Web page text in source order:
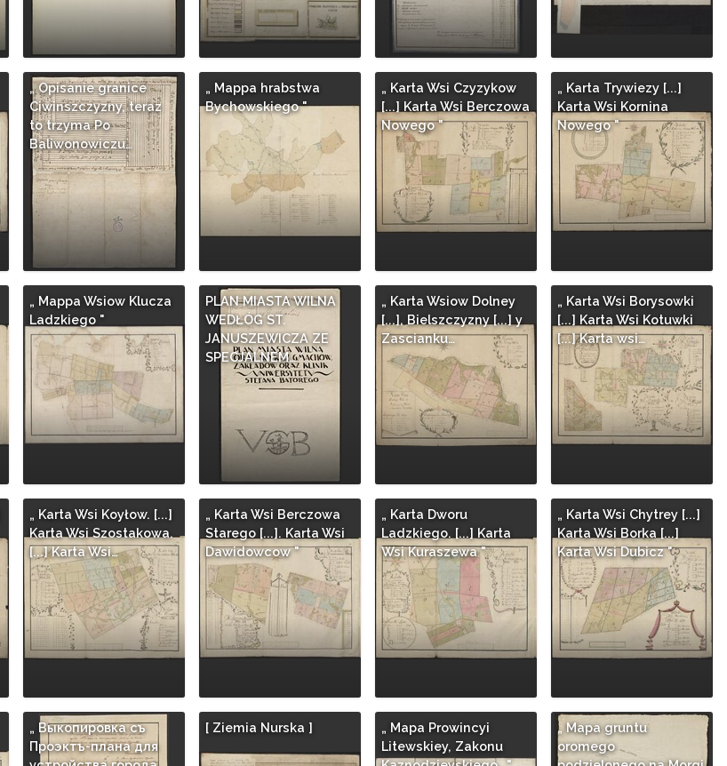
„ Opisanie granice
Ciwinszczyzny, teraz
to trzyma Po
Baliwonowiczu…
„ Mappa hrabstwa
Bychowskiego "
„ Karta Wsi Czyzykow
[...] Karta Wsi Berczowa
Nowego "
„ Karta Trywiezy [...]
Karta Wsi Kornina
Nowego "
„ Mappa Wsiow Klucza
Ladzkiego "
PLAN MIASTA WILNA
WEDŁÓG ST.
JANUSZEWICZA ZE
SPECJALNEM…
„ Karta Wsiow Dolney
[...], Bielszczyzny [...] y
Zascianku…
„ Karta Wsi Borysowki
[...] Karta Wsi Kotuwki
[...] Karta wsi…
„ Karta Wsi Koyłow. [...]
Karta Wsi Szostakowa.
[...] Karta Wsi…
„ Karta Wsi Berczowa
Starego [...]. Karta Wsi
Dawidowcow "
„ Karta Dworu
Ladzkiego. [...] Karta
Wsi Kuraszewa "
„ Karta Wsi Chytrey [...]
Karta Wsi Borka [...]
Karta Wsi Dubicz "
„ Выкопировка съ
Проэктъ-плана для
[ Ziemia Nurska ]
„ Mapa Prowincyi
Litewskiey, Zakonu
„ Mapa gruntu
oromego